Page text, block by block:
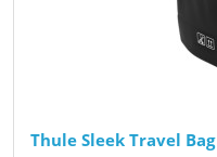
Thule Sleek Travel Bag